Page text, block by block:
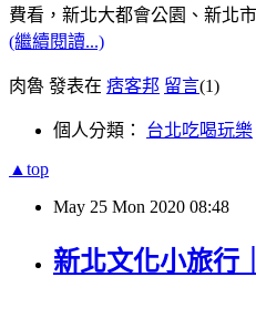
費看，新北大都會公園、新北
(繼續閱讀...)
肉魯 發表在 痞客邦 留言(1)
個人分類： 台北吃喝玩樂
▲top
May 25 Mon 2020 08:48
新北文化小旅行